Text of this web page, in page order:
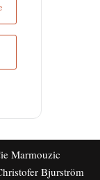
Marmouzic
Bjurström